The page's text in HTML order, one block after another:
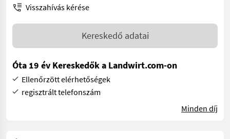
Visszahívás kérése
Kereskedő adatai
Óta 19 év Kereskedők a Landwirt.com-on
Ellenőrzött elérhetőségek
regisztrált telefonszám
Minden díj